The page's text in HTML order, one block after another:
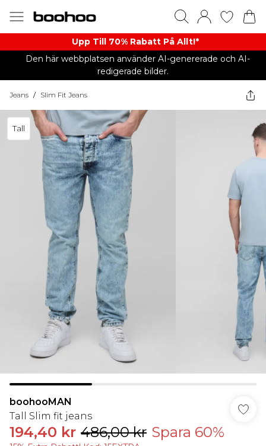
Upp Till 70% Rabatt På Allt!*
Den här webbplatsen använder AI-genererade och AI-
redigerade bilder.
Jeans / Slim Fit Jeans
Tall
boohooMAN
Tall Slim fit jeans
194,40 kr 486,00 kr Spara 60%